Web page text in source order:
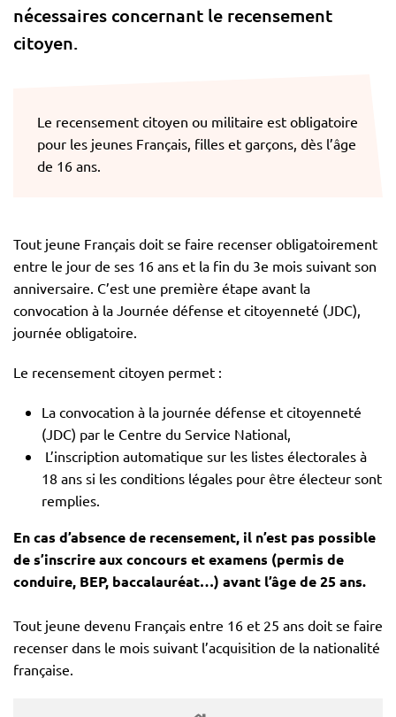
nécessaires concernant le recensement
citoyen.
Le recensement citoyen ou militaire est obligatoire
pour les jeunes Français, filles et garçons, dès l’âge
de 16 ans.
Tout jeune Français doit se faire recenser obligatoirement
entre le jour de ses 16 ans et la fin du 3e mois suivant son
anniversaire. C’est une première étape avant la
convocation à la Journée défense et citoyenneté (JDC),
journée obligatoire.
Le recensement citoyen permet :
La convocation à la journée défense et citoyenneté
(JDC) par le Centre du Service National,
L’inscription automatique sur les listes électorales à
18 ans si les conditions légales pour être électeur sont
remplies.
En cas d’absence de recensement, il n’est pas possible
de s’inscrire aux concours et examens (permis de
conduire, BEP, baccalauréat…) avant l’âge de 25 ans.
Tout jeune devenu Français entre 16 et 25 ans doit se faire
recenser dans le mois suivant l’acquisition de la nationalité
française.